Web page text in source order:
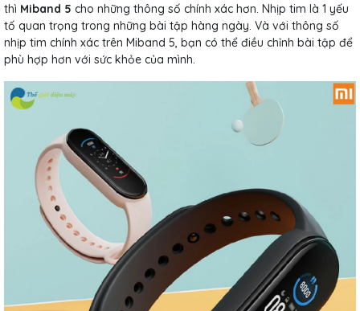
thì Miband 5 cho những thông số chính xác hơn. Nhịp tim là 1 yếu
tố quan trọng trong những bài tập hàng ngày. Và với thông số
nhịp tim chính xác trên Miband 5, bạn có thể điều chỉnh bài tập để
phù hợp hơn với sức khỏe của mình.